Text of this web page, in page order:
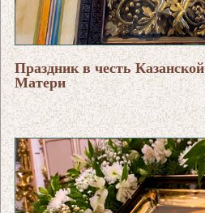
Праздник в честь
Матери